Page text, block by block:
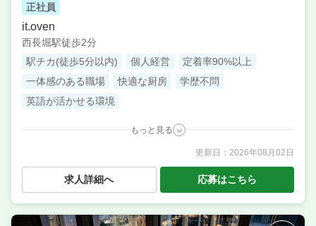
正社員
it.oven
西長堀駅徒歩2分
駅チカ(徒歩5分以内)
個人経営
定着率90%以上
一体感のある職場
快適な厨房
学歴不問
英語が活かせる環境
もっと見る
調理・キッチンスタッフ・板前 ／ 調理補助・調理見
習い
オールデイダイニング
住所 大阪府大阪市西区新町4-6-20 hotel it.内
席数
更新日： 2026年08月02日
求人詳細へ 応募はこちら